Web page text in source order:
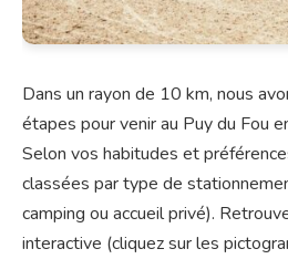
Dans un rayon de 10 km, nous
étapes pour venir au Puy du Fou
Selon vos habitudes et
classées par type de
camping ou accueil privé).
interactive (cliquez sur les